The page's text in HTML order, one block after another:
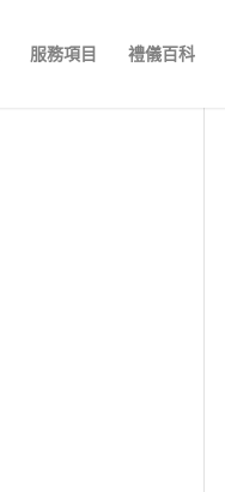
服務項目 禮儀百科